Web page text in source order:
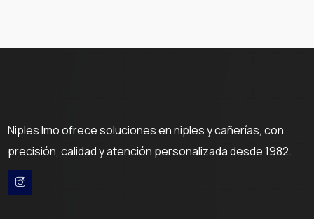
Niples Imo ofrece soluciones en niples y cañerías, con
precisión, calidad y atención personalizada desde 1982.